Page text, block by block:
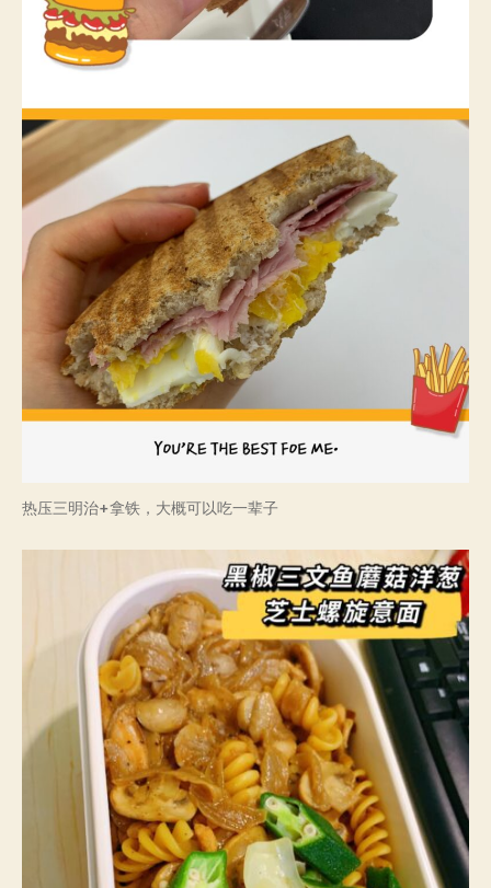
热压三明治+拿铁，大概可以吃一辈子